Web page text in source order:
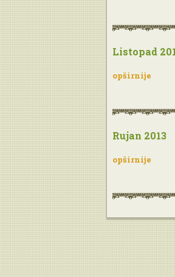
Listopad
opširnije
Rujan 2013
opširnije